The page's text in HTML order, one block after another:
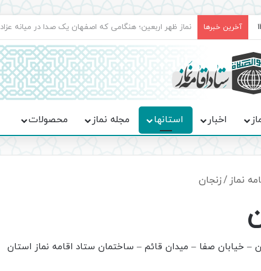
آخرین خبرها برگزاری باشکوه نمازهای جماعت در موکب فاطمه الزهرا (س)
اخبار استانها مجله نماز محصولات
نماز /زنجان
– خیابان صفا – میدان قائم – ساختمان ستاد اقامه نماز استان